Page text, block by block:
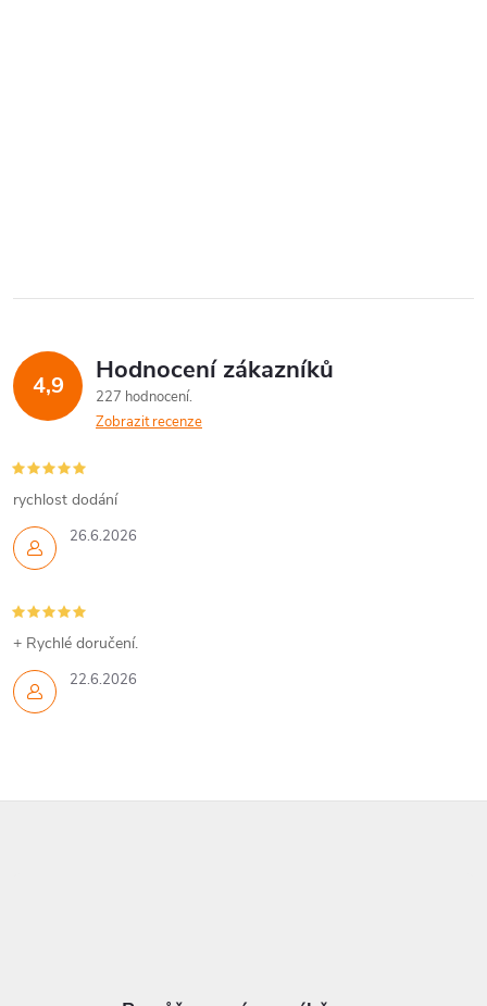
4,9 Hodnocení zákazníků
227 hodnocení
Zobrazit recenze
26.6.2026
rychlost dodání
22.6.2026
+ Rychlé doručení.